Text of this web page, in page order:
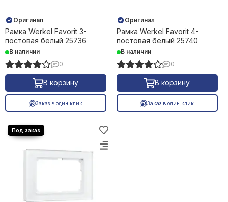
Оригинал
Рамка Werkel Favorit 3-
постовая белый 25736
В наличии
0
В корзину
Заказ в один клик
Оригинал
Рамка Werkel Favorit 4-
постовая белый 25740
В наличии
0
В корзину
Заказ в один клик